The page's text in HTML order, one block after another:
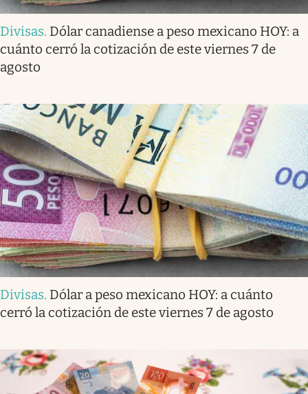
Divisas. Dólar canadiense a peso mexicano HOY: a
cuánto cerró la cotización de este viernes 7 de
agosto
Divisas. Dólar a peso mexicano HOY: a cuánto
cerró la cotización de este viernes 7 de agosto